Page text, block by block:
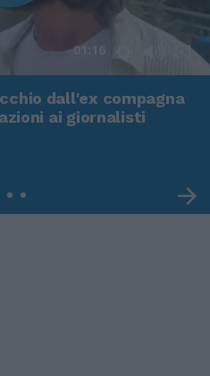
01:16
dall'ex compagna
ai giornalisti